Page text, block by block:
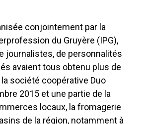
conjointement par la
du Gruyère (IPG),
journalistes, de personnalités
avaient tous obtenu plus de
société coopérative Duo
2015 et une partie de la
locaux, la fromagerie
de la région, notamment à